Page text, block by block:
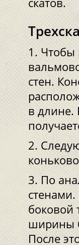
Чтобы
стен.
в длине.
По
боковой
ширины
После